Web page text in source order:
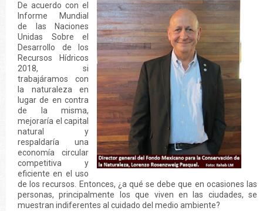
De acuerdo con el
Informe Mundial
de las Naciones
Unidas Sobre el
Desarrollo de los
Recursos Hídricos
2018, si
trabajáramos con
la naturaleza en
lugar de en contra
de la misma,
mejoraría el capital
natural y
respaldaría una
economía circular
competitiva y
eficiente en el uso
de los recursos. Entonces, ¿a qué se debe que en ocasiones las
personas, principalmente los que viven en las ciudades, se
muestran indiferentes al cuidado del medio ambiente?